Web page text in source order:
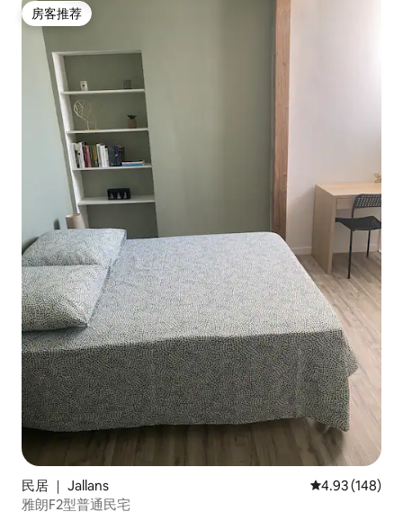
房客推荐
房客推荐
民居 ｜ Jallans 平均评分 4.93
4.93 (148)
雅朗F2型普通民宅